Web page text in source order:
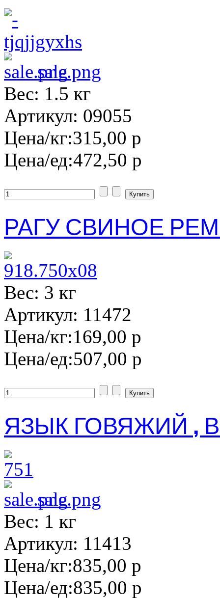
sale.png
Вес: 1.5 кг
Артикул: 09055
Цена/кг:315,00 р
Цена/ед:472,50 р
РАГУ СВИНОЕ
Вес: 3 кг
Артикул: 11472
Цена/кг:169,00 р
Цена/ед:507,00 р
ЯЗЫК ГОВЯЖИЙ ,
sale.png
Вес: 1 кг
Артикул: 11413
Цена/кг:835,00 р
Цена/ед:835,00 р